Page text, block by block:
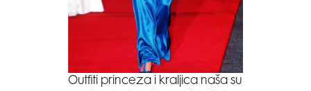
Outfiti princeza i kraljica naša su